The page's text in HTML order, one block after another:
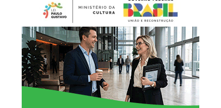
BCG (dose única)
Hepatite B (1ªdose)
2 meses
Pentavalente (1ª dose)
Pólio (1ª dose)
Pneumocócica (1ª dose)
conforme previsto na legislação. Durante esse período, os
produtos ficam impedidos de serem vendidos ou
utilizados até que a situação seja avaliada.